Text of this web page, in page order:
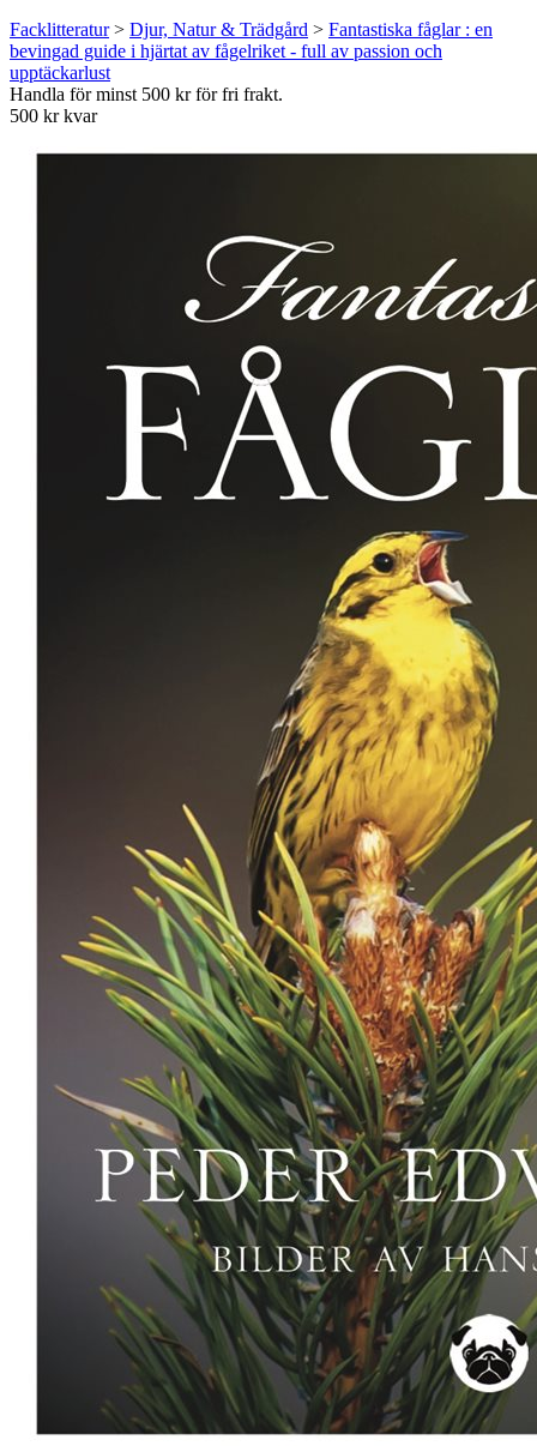
Facklitteratur> Djur, Natur & Trädgård > Fantastiska fåglar : en
bevingad guide i hjärtat av fågelriket - full av passion och
upptäckarlust
Handla för minst 500 kr för fri frakt.
500 kr kvar